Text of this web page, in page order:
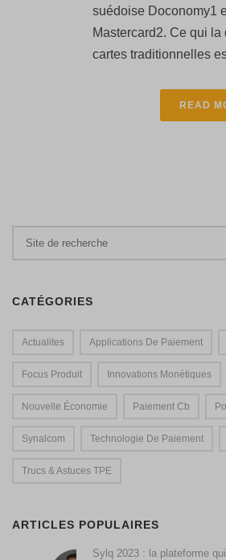
suédoise Doconomy1
Mastercard2. Ce qui la
cartes traditionnelles
READ
CATÉGORIES
Actualites Applications De Paiement
Focus Produit Innovations Monétiques
Nouvelle Économie Paiement Cb
Synalcom Technologie De Paiement
Trucs & Astuces TPE
ARTICLES POPULAIRES
Sylq 2023 : la plateforme